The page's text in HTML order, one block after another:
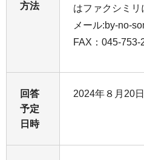
方法
はファクシミ
メール:by-no-
FAX：045-753-
回答
予定
日時
2024年８月20日